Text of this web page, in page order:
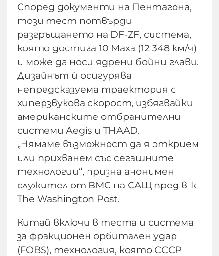
Според документи на Пентагона,
този тест потвърди
разгръщането на DF-ZF, система,
която достига 10 Маха (12 348 км/ч)
и може да носи ядрени бойни глави.
Дизайнът ѝ осигурява
непредсказуема траектория с
хиперзвукова скорост, избягвайки
американските отбранителни
системи Aegis и THAAD.
„Нямаме възможност да я открием
или прихванем със сегашните
технологии“, призна анонимен
служител от ВМС на САЩ пред в-к
Thе Washington Post.
Китай включи в теста и система
за фракционен орбитален удар
(FOBS), технология, която СССР